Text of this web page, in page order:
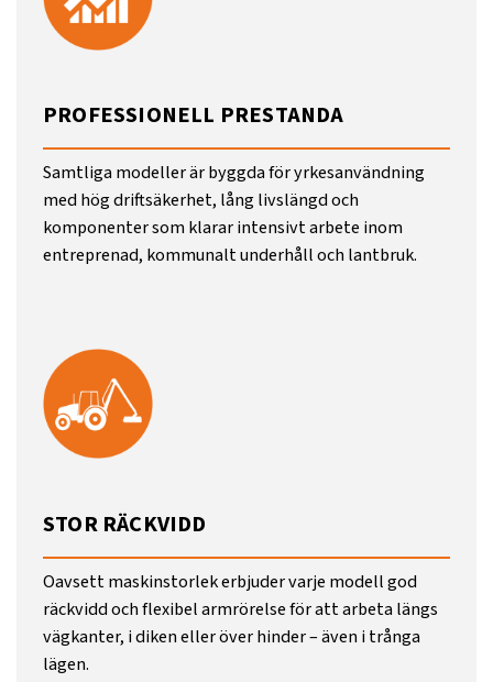
PROFESSIONELL PRESTANDA
Samtliga modeller är byggda för yrkesanvändning
med hög driftsäkerhet, lång livslängd och
komponenter som klarar intensivt arbete inom
entreprenad, kommunalt underhåll och lantbruk.
STOR RÄCKVIDD
Oavsett maskinstorlek erbjuder varje modell god
räckvidd och flexibel armrörelse för att arbeta längs
vägkanter, i diken eller över hinder – även i trånga
lägen.